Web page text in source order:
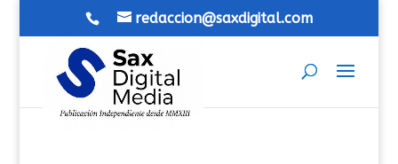
redaccion@saxdigital.com